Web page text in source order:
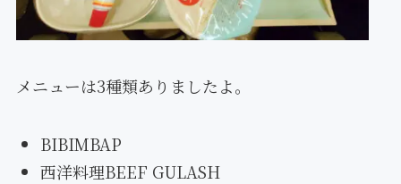
メニューは3種類ありましたよ。
BIBIMBAP
西洋料理BEEF GULASH